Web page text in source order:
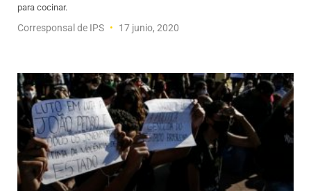
para cocinar.
Corresponsal de IPS 17 junio, 2020